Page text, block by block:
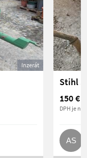
Inzerát
Stihl
150 €
DPH je